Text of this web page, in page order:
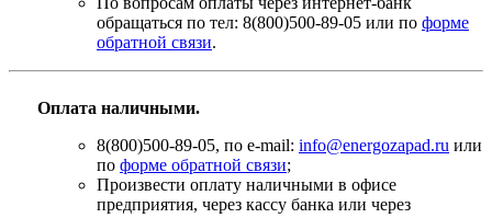
обращаться по тел: 8(800)500-89-05 или по форме
обратной связи.
Оплата наличными.
8(800)500-89-05, по e-mail: info@energozapad.ru или
по форме обратной связи;
Произвести оплату наличными в офисе
предприятия, через кассу банка или через